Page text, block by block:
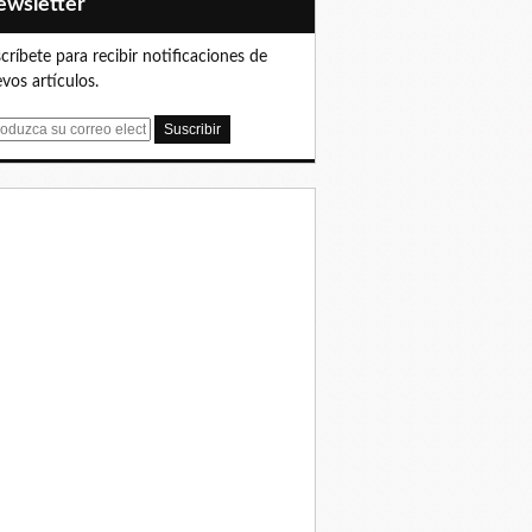
para recibir notificaciones de
artículos.